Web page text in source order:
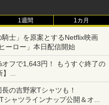
1週間 1カ月
士」を原案とするNetflix映画
ーロー」本日配信開始
オフで1,643円！ もうすぐ終了の
神 絶景版」が67%オフで990円
の吉野家Tシャツも！
ャツラインナップ公開＆オン